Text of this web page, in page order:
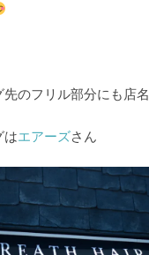
先のフリル部分にも店名
はエアーズさん